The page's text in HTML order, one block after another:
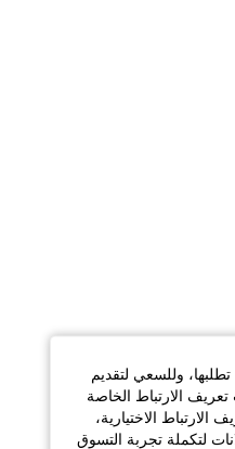
وللسعي لتقديم
الارتباط الخاصة
الاختيارية،
لتكملة تجربة التسوق